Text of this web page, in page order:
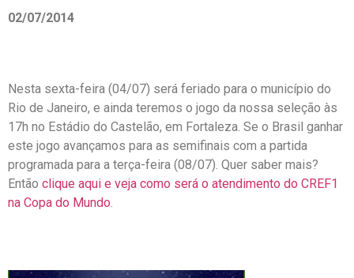
02/07/2014
Nesta sexta-feira (04/07) será feriado para o município do
Rio de Janeiro, e ainda teremos o jogo da nossa seleção às
17h no Estádio do Castelão, em Fortaleza. Se o Brasil ganhar
este jogo avançamos para as semifinais com a partida
programada para a terça-feira (08/07). Quer saber mais?
Então clique aqui e veja como será o atendimento do CREF1
na Copa do Mundo.